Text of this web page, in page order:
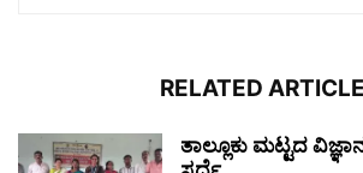
RELATED
ತಾಲ್ಲೂಕು ಮಟ್ಟದ